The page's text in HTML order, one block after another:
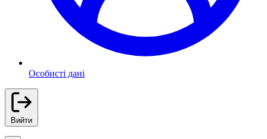
Особисті дані
Вийти